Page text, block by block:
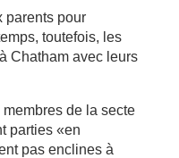
parents pour
toutefois, les
Chatham avec leurs
de la secte
parties «en
pas enclines à